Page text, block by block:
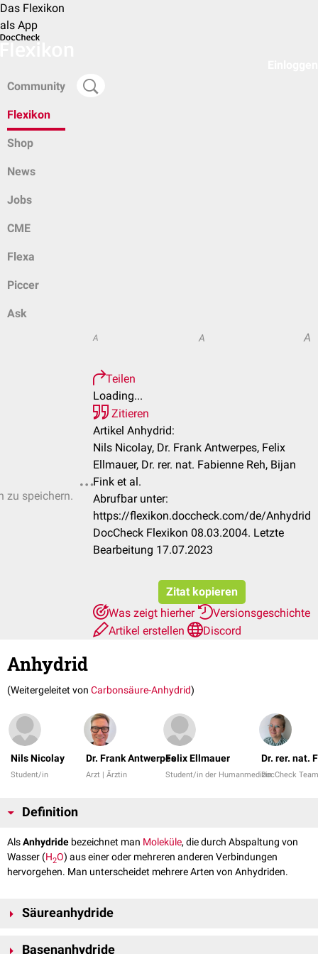
Das Flexikon
als App
Community
Flexikon
Shop
News
Jobs
CME
Flexa
Piccer
Ask
zu speichern.
A A A
Teilen
Loading...
Zitieren
Artikel Anhydrid:
Nils Nicolay, Dr. Frank Antwerpes, Felix
Ellmauer, Dr. rer. nat. Fabienne Reh, Bijan
Fink et al.
Abrufbar unter:
https://flexikon.doccheck.com/de/Anhydrid
DocCheck Flexikon 08.03.2004. Letzte
Bearbeitung 17.07.2023
Zitat kopieren
Was zeigt hierher
Versionsgeschichte
Artikel erstellen
Discord
Anhydrid
(Weitergeleitet von Carbonsäure-Anhydrid)
Nils Nicolay
Student/in
Dr. Frank Antwerpes
Arzt | Ärztin
Felix Ellmauer
Student/in der Humanmedizin
Dr. rer. nat.
DocCheck Team
Definition
AlsAnhydride bezeichnet man Moleküle, die durch Abspaltung von
Wasser (H2O) aus einer oder mehreren anderen Verbindungen
hervorgehen. Man unterscheidet mehrere Arten von Anhydriden.
Säureanhydride
einer anorganischen Säure
Basenanhydride